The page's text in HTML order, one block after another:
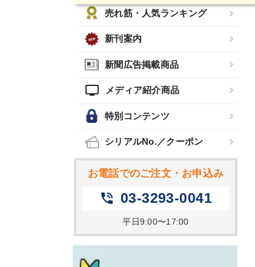
売れ筋・人気ランキング
新刊案内
新聞広告掲載商品
tv メディア紹介商品
特別コンテンツ
シリアルNo.／クーポン
お電話でのご注文・お申込み
phone_in_talk 03-3293-0041
平日9:00〜17:00